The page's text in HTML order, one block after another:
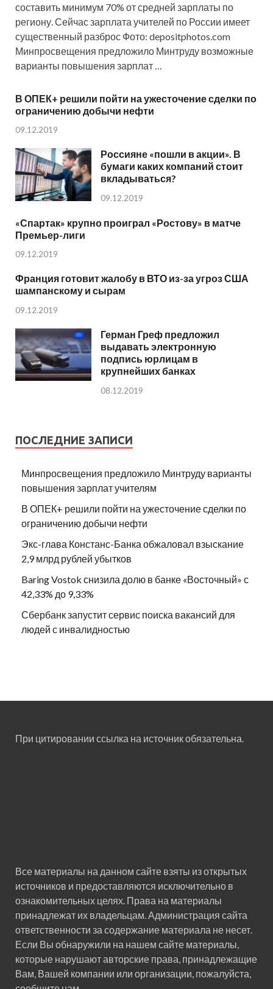
составить минимум 70% от средней зарплаты по
региону. Сейчас зарплата учителей по России имеет
существенный разброс Фото: depositphotos.com
Минпросвещения предложило Минтруду возможные
варианты повышения зарплат …
В ОПЕК+ решили пойти на ужесточение сделки по
ограничению добычи нефти
09.12.2019
Россияне «пошли в акции». В
бумаги каких компаний стоит
вкладываться?
09.12.2019
«Спартак» крупно проиграл «Ростову» в матче
Премьер-лиги
09.12.2019
Франция готовит жалобу в ВТО из-за угроз США
шампанскому и сырам
09.12.2019
Герман Греф предложил
выдавать электронную
подпись юрлицам в
крупнейших банках
08.12.2019
ПОСЛЕДНИЕ ЗАПИСИ
Минпросвещения предложило Минтруду варианты
повышения зарплат учителям
В ОПЕК+ решили пойти на ужесточение сделки по
ограничению добычи нефти
Экс-глава Констанс-Банка обжаловал взыскание
2,9 млрд рублей убытков
Baring Vostok снизила долю в банке «Восточный» с
42,33% до 9,33%
Сбербанк запустит сервис поиска вакансий для
людей с инвалидностью
При цитировании ссылка на источник обязательна.
Все материалы на данном сайте взяты из открытых
источников и предоставляются исключительно в
ознакомительных целях. Права на материалы
принадлежат их владельцам. Администрация сайта
ответственности за содержание материала не несет.
Если Вы обнаружили на нашем сайте материалы,
которые нарушают авторские права, принадлежащие
Вам, Вашей компании или организации, пожалуйста,